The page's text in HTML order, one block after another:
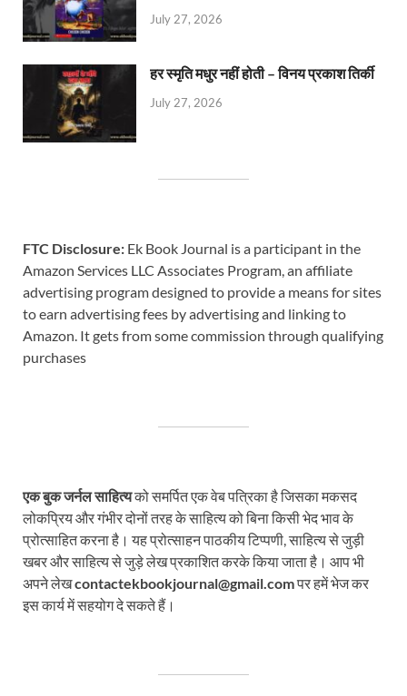
July 27, 2026
हर स्मृति मधुर नहीं होती – विनय प्रकाश तिर्की
July 27, 2026
FTC Disclosure: Ek Book Journal is a participant in the
Amazon Services LLC Associates Program, an affiliate
advertising program designed to provide a means for sites
to earn advertising fees by advertising and linking to
Amazon. It gets from some commission through qualifying
purchases
एक बुक जर्नल साहित्यको समर्पित एक वेब पत्रिका है जिसका मकसद
लोकप्रिय और गंभीर दोनों तरह के साहित्य को बिना किसी भेद भाव के
प्रोत्साहित करना है। यह प्रोत्साहन पाठकीय टिप्पणी, साहित्य से जुड़ी
खबर और साहित्य से जुड़े लेख प्रकाशित करके किया जाता है। आप भी
अपने लेखcontactekbookjournal@gmail.comपर हमें भेज कर
इस कार्य में सहयोग दे सकते हैं।